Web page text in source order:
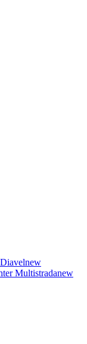
new
Multistradanew